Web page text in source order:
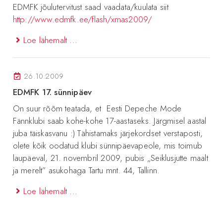
EDMFK jõulutervitust saad vaadata/kuulata siit
http://www.edmfk.ee/flash/xmas2009/
Loe lähemalt ...
26.10.2009
EDMFK 17. sünnipäev
On suur rõõm teatada, et Eesti Depeche Mode
Fännklubi saab kohe-kohe 17-aastaseks. Järgmisel aastal
juba täiskasvanu :) Tähistamaks järjekordset verstaposti,
olete kõik oodatud klubi sünnipäevapeole, mis toimub
laupäeval, 21. novembril 2009, pubis „Seiklusjutte maalt
ja merelt” asukohaga Tartu mnt. 44, Tallinn.
Loe lähemalt ...